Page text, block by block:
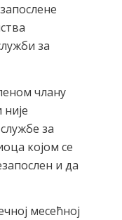
за
члану
за
којом се
и да
месећној